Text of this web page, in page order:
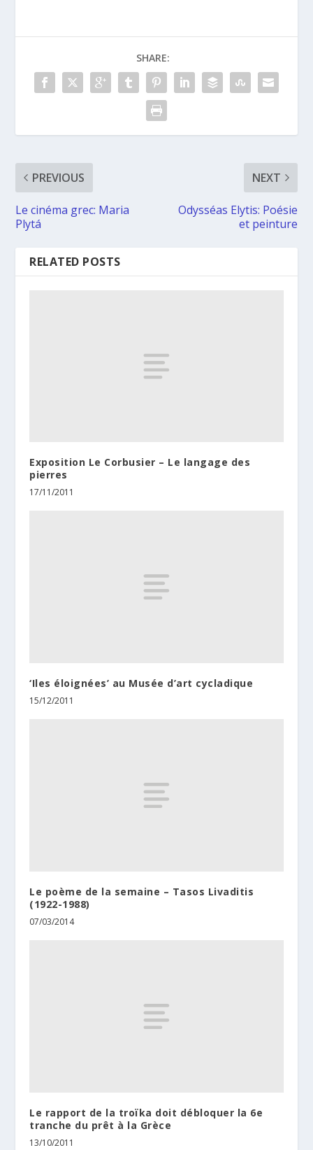
SHARE:
PREVIOUS
Le cinéma grec: Maria
Plytá
NEXT
Odysséas Elytis: Poésie
et peinture
RELATED POSTS
Exposition Le Corbusier – Le langage des
pierres
17/11/2011
‘Iles éloignées’ au Musée d’art cycladique
15/12/2011
Le poème de la semaine – Tasos Livaditis
(1922-1988)
07/03/2014
Le rapport de la troïka doit débloquer la 6e
tranche du prêt à la Grèce
13/10/2011